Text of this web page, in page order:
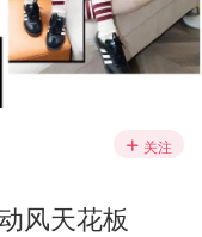
关注
风天花板